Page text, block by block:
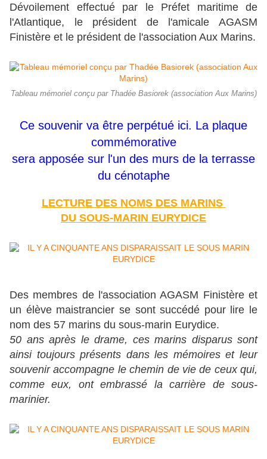
Dévoilement effectué par le Préfet maritime de
l'Atlantique, le président de l'amicale AGASM
Finistère et le président de l'association Aux Marins.
Tableau mémoriel conçu par Thadée Basiorek (association Aux Marins)
Ce souvenir va être perpétué ici. La plaque
commémorative
sera apposée sur l'un des murs de la terrasse
du cénotaphe
LECTURE DES NOMS DES MARINS
DU SOUS-MARIN EURYDICE
Des membres de l'association AGASM Finistère et
un élève maistrancier se sont succédé pour lire le
nom des 57 marins du sous-marin Eurydice.
50 ans après le drame, ces marins disparus sont
ainsi toujours présents dans les mémoireset leur
souvenir accompagne le chemin de vie de ceux qui,
comme eux, ont embrassé la carrière de sous-
marinier.